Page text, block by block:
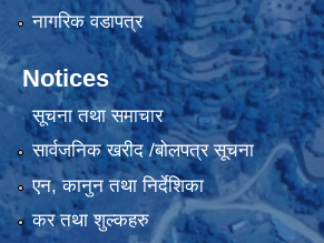
नागरिक वडापत्र
Notices
सूचना तथा समाचार
सार्वजनिक खरीद /बोलपत्र सूचना
एन, कानुन तथा निर्देशिका
कर तथा शुल्कहरु